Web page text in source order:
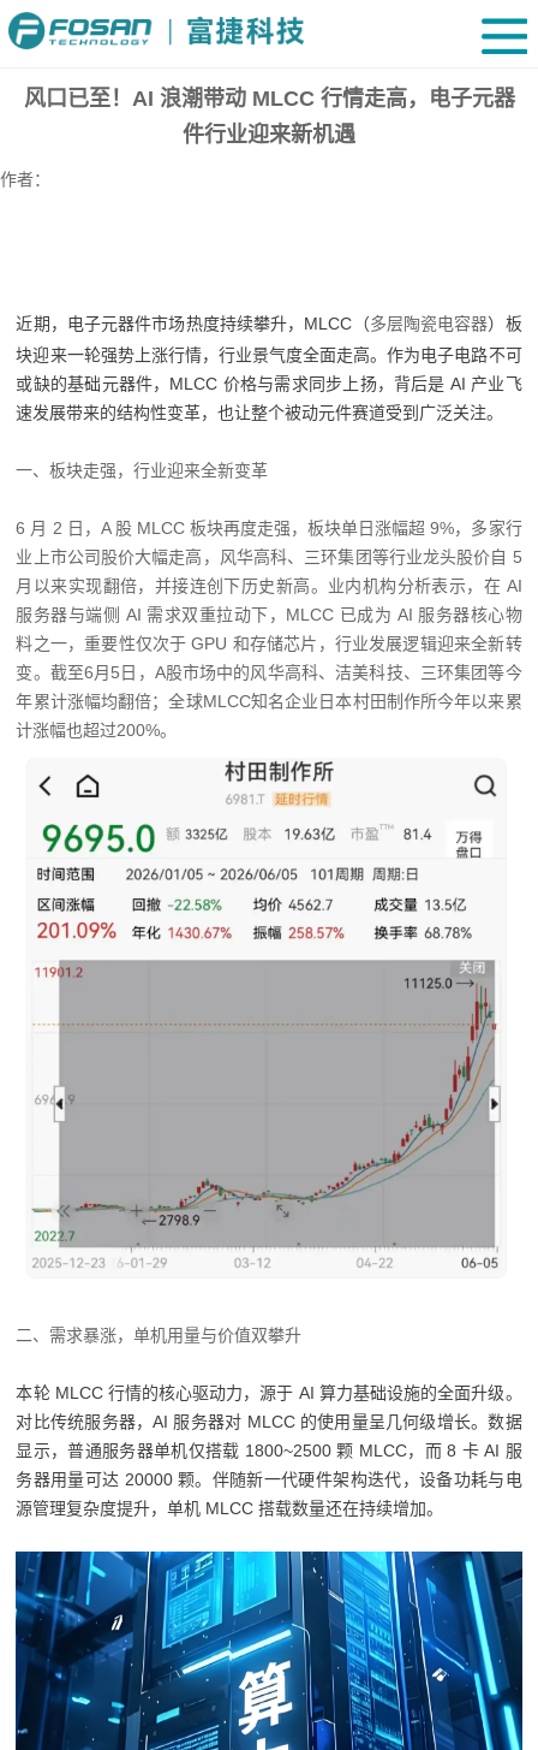
风口已至！AI 浪潮带动 MLCC 行情走高，电子元器
件行业迎来新机遇
作者：
近期，电子元器件市场热度持续攀升，MLCC（多层陶瓷电容器）板
块迎来一轮强势上涨行情，行业景气度全面走高。作为电子电路不可
或缺的基础元器件，MLCC 价格与需求同步上扬，背后是 AI 产业飞
速发展带来的结构性变革，也让整个被动元件赛道受到广泛关注。
一、板块走强，行业迎来全新变革
6 月 2 日，A 股 MLCC 板块再度走强，板块单日涨幅超 9%，多家行
业上市公司股价大幅走高，风华高科、三环集团等行业龙头股价自 5
月以来实现翻倍，并接连创下历史新高。业内机构分析表示，在 AI
服务器与端侧 AI 需求双重拉动下，MLCC 已成为 AI 服务器核心物
料之一，重要性仅次于 GPU 和存储芯片，行业发展逻辑迎来全新转
变。截至6月5日，A股市场中的风华高科、洁美科技、三环集团等今
年累计涨幅均翻倍；全球MLCC知名企业日本村田制作所今年以来累
计涨幅也超过200%。
二、需求暴涨，单机用量与价值双攀升
本轮 MLCC 行情的核心驱动力，源于 AI 算力基础设施的全面升级。
对比传统服务器，AI 服务器对 MLCC 的使用量呈几何级增长。数据
显示，普通服务器单机仅搭载 1800~2500 颗 MLCC，而 8 卡 AI 服
务器用量可达 20000 颗。伴随新一代硬件架构迭代，设备功耗与电
源管理复杂度提升，单机 MLCC 搭载数量还在持续增加。